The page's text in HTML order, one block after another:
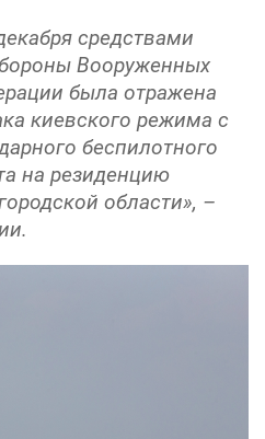
средствами
Вооруженных
была отражена
киевского режима с
беспилотного
на резиденцию
области», –